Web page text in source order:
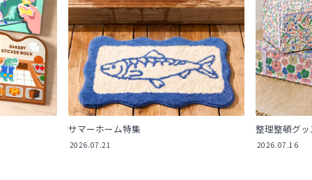
サマーホーム特集
2026.07.21
整理整頓グ
2026.07.16